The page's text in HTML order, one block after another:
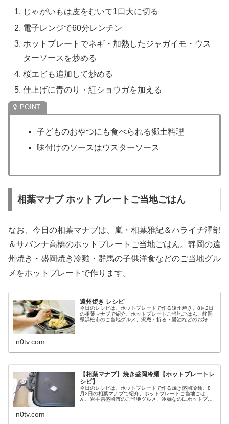
じゃがいもは皮をむいて1口大に切る
電子レンジで60分レンチン
ホットプレートでネギ・加熱したジャガイモ・ウス
ターソースを炒める
桜エビも追加して炒める
仕上げに青のり・紅ショウガを加える
子どものおやつにも食べられる郷土料理
味付けのソースはウスターソース
相葉マナブ ホットプレートご当地ごはん
なお、今日の相葉マナブは、嵐・相葉雅紀＆ハライチ澤部
＆サバンナ高橋のホットプレートご当地ごはん。静岡の遠
州焼き・盛岡焼き冷麺・群馬の子供洋食などのご当地グル
メをホットプレートで作ります。
遠州焼き レシピ
今日のレシピは、ホットプレートで作る遠州焼き。8月2日
の相葉マナブで紹介、ホットプレートご当地ごはん、静岡
県浜松市のご当地グルメ、沢庵・折る・醤油などのお好み
n0tv.com
【相葉マナブ】焼き盛岡冷麺【ホットプレートレ
シピ】
今日のレシピは、ホットプレートで作る焼き盛岡冷麺。8
月2日の相葉マナブで紹介、ホットプレートご当地ごは
ん、岩手県盛岡市のご当地グルメ、冷麺なのにホットプレ
n0tv.com